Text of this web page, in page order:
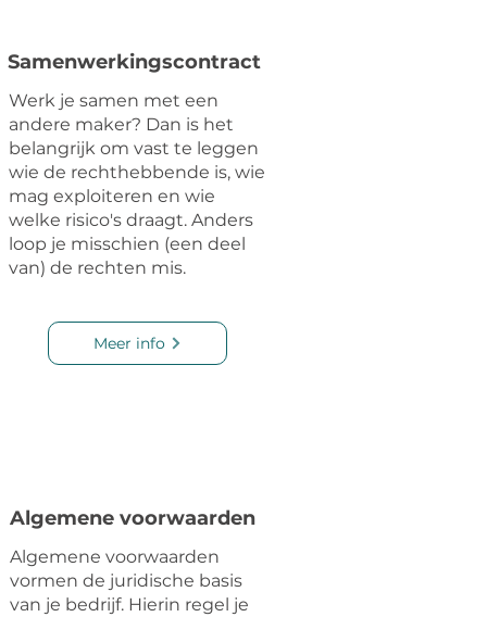
Samenwerkingscontract
Werk je samen met een
andere maker? Dan is het
belangrijk om vast te leggen
wie de rechthebbende is, wie
mag exploiteren en wie
welke risico's draagt. Anders
loop je misschien (een deel
van) de rechten mis.
Meer info
Algemene voorwaarden
Algemene voorwaarden
vormen de juridische basis
van je bedrijf. Hierin regel je